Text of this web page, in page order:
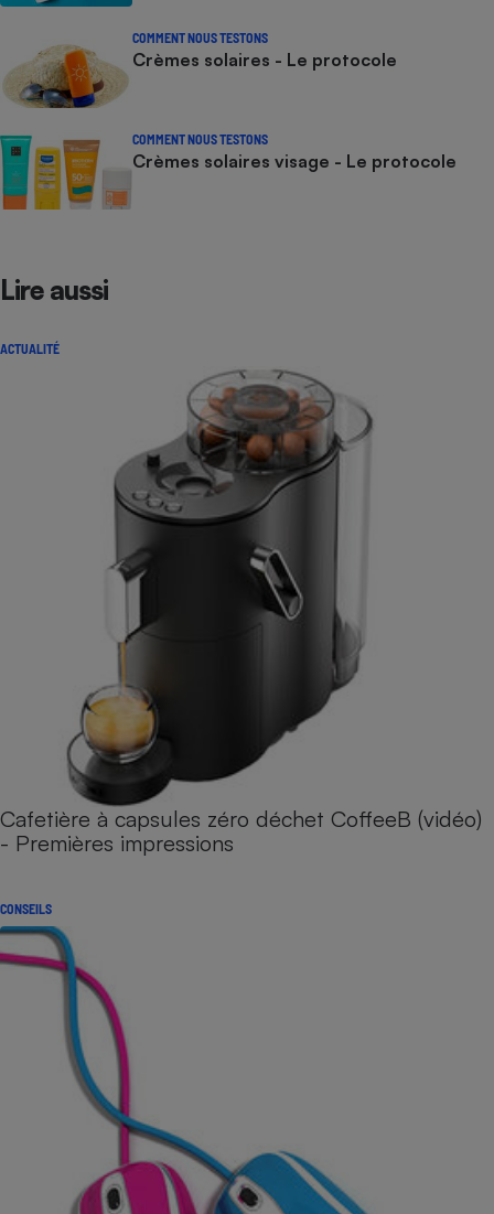
COMMENT NOUS TESTONS
Crèmes solaires - Le protocole
COMMENT NOUS TESTONS
Crèmes solaires visage - Le protocole
Lire aussi
ACTUALITÉ
Cafetière à capsules zéro déchet CoffeeB (vidéo)
- Premières impressions
CONSEILS